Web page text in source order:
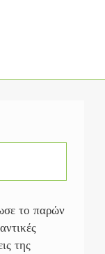
το παρών
της